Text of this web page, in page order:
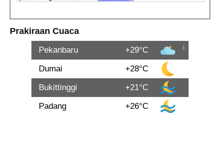
Prakiraan Cuaca
Pekanbaru
+29°C
Dumai
+28°C
Bukittinggi
+21°C
Padang
+26°C